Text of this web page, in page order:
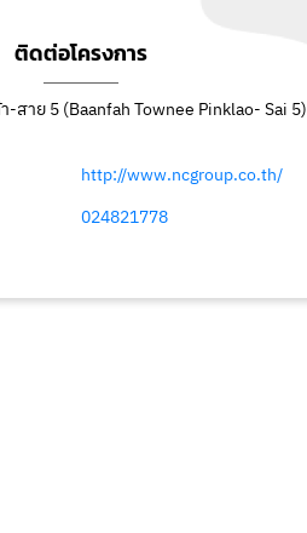
ติดต่อโครงการ
-สาย 5 (Baanfah Townee Pinklao- Sai 5)
http://www.ncgroup.co.th/
024821778